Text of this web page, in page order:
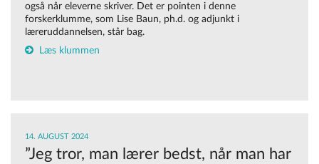
også når eleverne skriver. Det er pointen i denne
forskerklumme, som Lise Baun, ph.d. og adjunkt i
læreruddannelsen, står bag.
Læs klummen
14. AUGUST 2024
”Jeg tror, man lærer bedst, når man har